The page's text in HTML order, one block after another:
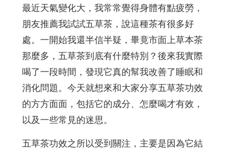
最近天氣變化大，我常常覺得身體有點疲勞，
朋友推薦我試試五草茶，說這種茶有很多好
處。一開始我還半信半疑，畢竟市面上草本茶
那麼多，五草茶到底有什麼特別？後來我實際
喝了一段時間，發現它真的幫我改善了睡眠和
消化問題。今天就想來和大家分享五草茶功效
的方方面面，包括它的成分、怎麼喝才有效，
以及一些常見的迷思。
五草茶功效之所以受到關注，主要是因為它結